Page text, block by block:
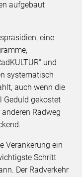
aufgebaut
eine
und
systematisch
auch wenn die
Geduld gekostet
Radweg
Verankerung ein
Schritt
Der Radverkehr